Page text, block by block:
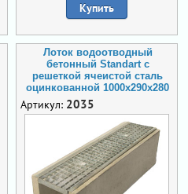
Купить
Лоток водоотводный
бетонный Standart с
решеткой ячеистой сталь
оцинкованной 1000x290x280
Артикул: 2035